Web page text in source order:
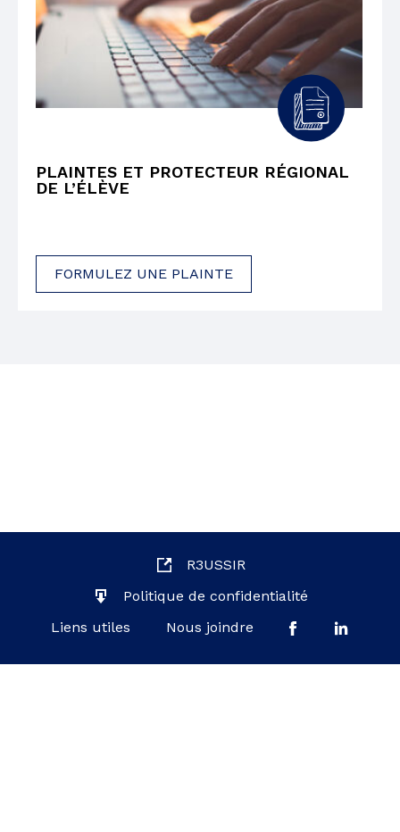
PLAINTES ET PROTECTEUR RÉGIONAL
DE L’ÉLÈVE
FORMULEZ UNE PLAINTE
R3USSIR
Politique de confidentialité
Liens utiles
Nous joindre